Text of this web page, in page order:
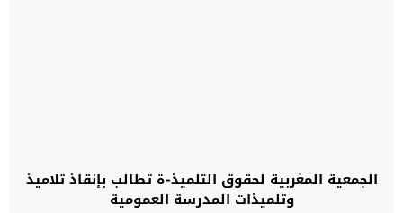
الجمعية المغربية لحقوق التلميذ-ة تطالب بإنقاذ تلاميذ
وتلميذات المدرسة العمومية